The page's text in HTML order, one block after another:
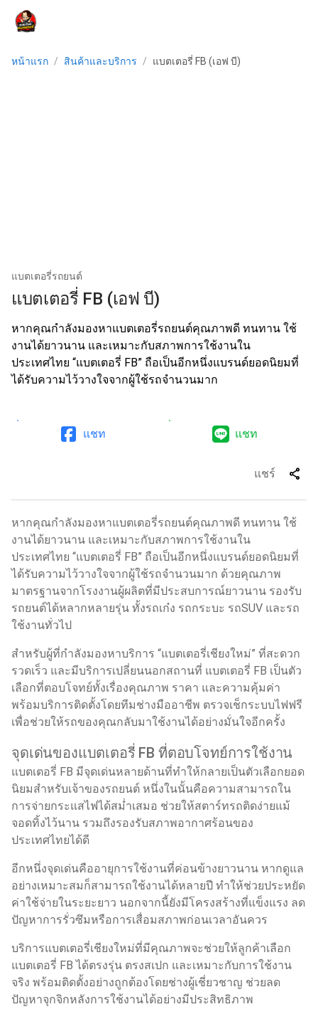
หน้าแรก / สินค้าและบริการ / แบตเตอรี่ FB (เอฟ บี)
แบตเตอรี่รถยนต์
แบตเตอรี่ FB (เอฟ บี)
หากคุณกำลังมองหาแบตเตอรี่รถยนต์คุณภาพดี ทนทาน ใช้
งานได้ยาวนาน และเหมาะกับสภาพการใช้งานใน
ประเทศไทย “แบตเตอรี่ FB” ถือเป็นอีกหนึ่งแบรนด์ยอดนิยมที่
ได้รับความไว้วางใจจากผู้ใช้รถจำนวนมาก
แชท แชท
แชร์ share
หากคุณกำลังมองหาแบตเตอรี่รถยนต์คุณภาพดี ทนทาน ใช้
งานได้ยาวนาน และเหมาะกับสภาพการใช้งานใน
ประเทศไทย “แบตเตอรี่ FB” ถือเป็นอีกหนึ่งแบรนด์ยอดนิยมที่
ได้รับความไว้วางใจจากผู้ใช้รถจำนวนมาก ด้วยคุณภาพ
มาตรฐานจากโรงงานผู้ผลิตที่มีประสบการณ์ยาวนาน รองรับ
รถยนต์ได้หลากหลายรุ่น ทั้งรถเก๋ง รถกระบะ รถSUV และรถ
ใช้งานทั่วไป
สำหรับผู้ที่กำลังมองหาบริการ “แบตเตอรี่เชียงใหม่” ที่สะดวก
รวดเร็ว และมีบริการเปลี่ยนนอกสถานที่ แบตเตอรี่ FB เป็นตัว
เลือกที่ตอบโจทย์ทั้งเรื่องคุณภาพ ราคา และความคุ้มค่า
พร้อมบริการติดตั้งโดยทีมช่างมืออาชีพ ตรวจเช็กระบบไฟฟรี
เพื่อช่วยให้รถของคุณกลับมาใช้งานได้อย่างมั่นใจอีกครั้ง
จุดเด่นของแบตเตอรี่ FB ที่ตอบโจทย์การใช้งาน
แบตเตอรี่ FB มีจุดเด่นหลายด้านที่ทำให้กลายเป็นตัวเลือกยอด
นิยมสำหรับเจ้าของรถยนต์ หนึ่งในนั้นคือความสามารถใน
การจ่ายกระแสไฟได้สม่ำเสมอ ช่วยให้สตาร์ทรถติดง่ายแม้
จอดทิ้งไว้นาน รวมถึงรองรับสภาพอากาศร้อนของ
ประเทศไทยได้ดี
อีกหนึ่งจุดเด่นคืออายุการใช้งานที่ค่อนข้างยาวนาน หากดูแล
อย่างเหมาะสมก็สามารถใช้งานได้หลายปี ทำให้ช่วยประหยัด
ค่าใช้จ่ายในระยะยาว นอกจากนี้ยังมีโครงสร้างที่แข็งแรง ลด
ปัญหาการรั่วซึมหรือการเสื่อมสภาพก่อนเวลาอันควร
บริการแบตเตอรี่เชียงใหม่ที่มีคุณภาพจะช่วยให้ลูกค้าเลือก
แบตเตอรี่ FB ได้ตรงรุ่น ตรงสเปก และเหมาะกับการใช้งาน
จริง พร้อมติดตั้งอย่างถูกต้องโดยช่างผู้เชี่ยวชาญ ช่วยลด
ปัญหาจุกจิกหลังการใช้งานได้อย่างมีประสิทธิภาพ